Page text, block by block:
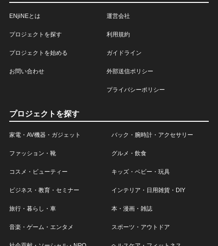
ENjiNEとは
プロジェクトを探す
プロジェクトを始める
お問い合わせ
運営会社
利用規約
ガイドライン
外部送信ポリシー
プライバシーポリシー
プロジェクトを探す
家電・AV機器・ガジェット バック・腕時計・アクセサリー
ファッション・靴 グルメ・飲食
コスメ・ビューティー キッズ・ベビー・玩具
ビジネス・教育・セミナー インテリア・日用雑貨・DIY
旅行・暮らし・車 本・漫画・雑誌
音楽・ゲーム・エンタメ スポーツ・アウトドア